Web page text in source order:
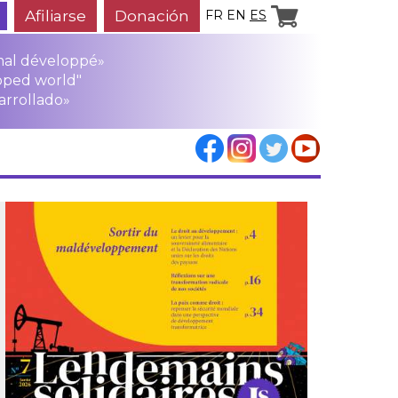
Afiliarse Donación FR EN ES
développé»
world"